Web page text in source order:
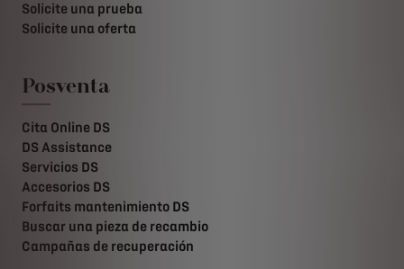
Solicite una prueba
Solicite una oferta
Posventa
Cita Online DS
DS Assistance
Servicios DS
Accesorios DS
Forfaits mantenimiento DS
Buscar una pieza de recambio
Campañas de recuperación